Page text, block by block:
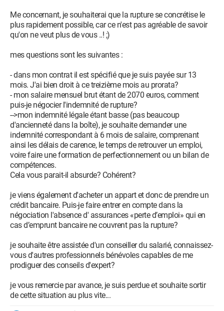
Me concernant, je souhaiterai que la rupture se concrétise le
plus rapidement possible, car ce n'est pas agréable de savoir
qu'on ne veut plus de vous ..! ;)
mes questions sont les suivantes :
- dans mon contrat il est spécifié que je suis payée sur 13
mois. J'ai bien droit à ce treizième mois au prorata?
- mon salaire mensuel brut étant de 2070 euros, comment
puis-je négocier l'indemnité de rupture?
-->mon indemnité légale étant basse (pas beaucoup
d'ancienneté dans la boîte), je souhaite demander une
indemnité correspondant à 6 mois de salaire, comprenant
ainsi les délais de carence, le temps de retrouver un emploi,
voire faire une formation de perfectionnement ou un bilan de
compétences.
Cela vous parait-il absurde? Cohérent?
je viens également d'acheter un appart et donc de prendre un
crédit bancaire. Puis-je faire entrer en compte dans la
négociation l'absence d' assurances «perte d’emploi» qui en
cas d’emprunt bancaire ne couvrent pas la rupture?
je souhaite être assistée d'un conseiller du salarié, connaissez-
vous d'autres professionnels bénévoles capables de me
prodiguer des conseils d'expert?
je vous remercie par avance, je suis perdue et souhaite sortir
de cette situation au plus vite...